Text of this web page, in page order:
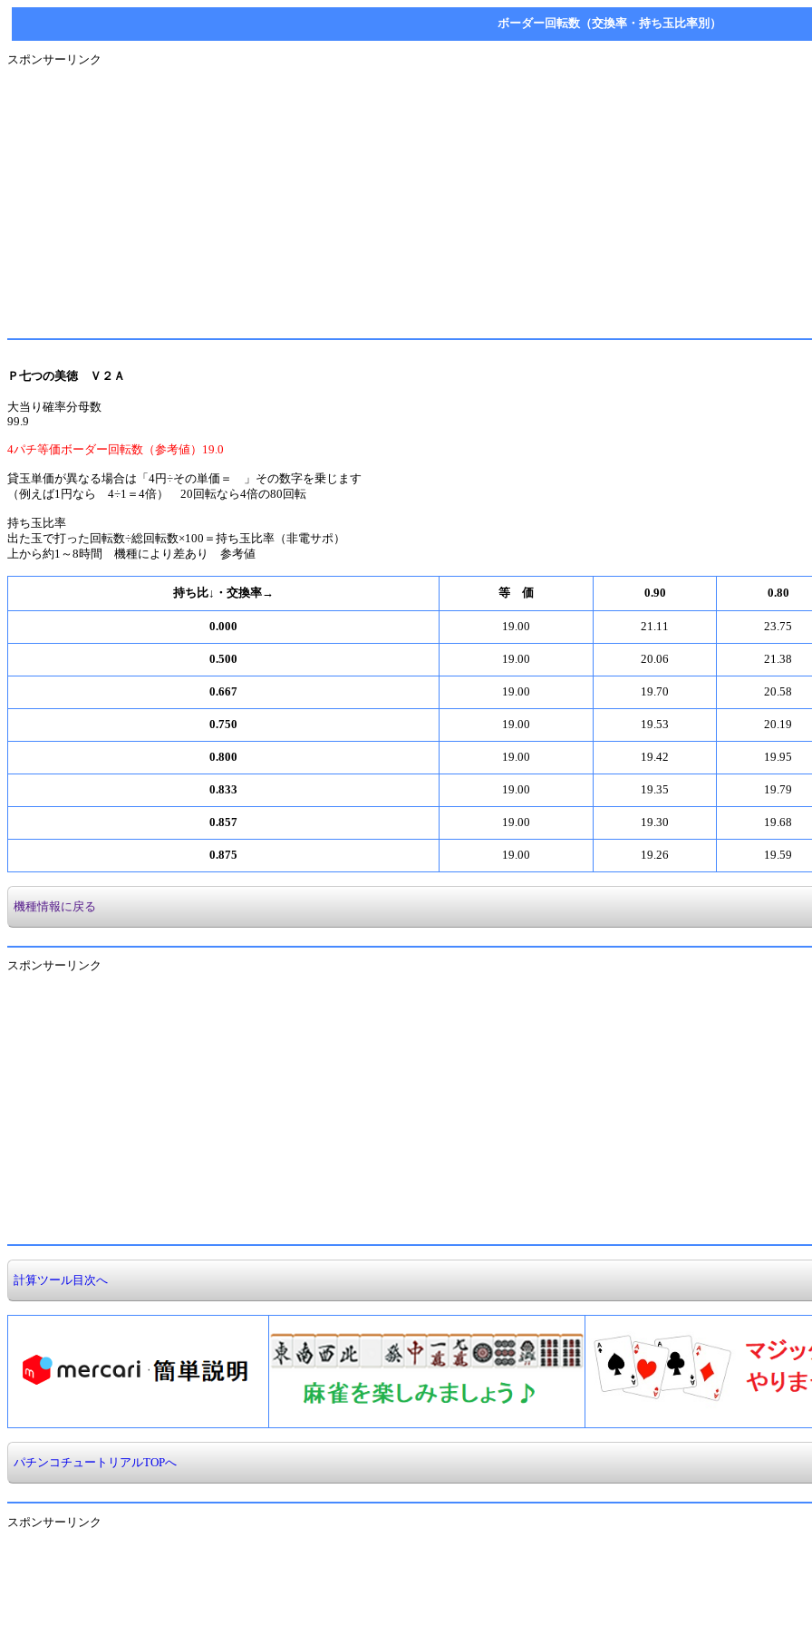
ボーダー回転数（交換率・持ち玉比率別）
スポンサーリンク
Ｐ七つの美徳 Ｖ２Ａ
大当り確率分母数
99.9
4パチ等価ボーダー回転数（参考値）19.0
貸玉単価が異なる場合は「4円÷その単価＝ 」その数字を乗じます
（例えば1円なら 4÷1＝4倍） 20回転なら4倍の80回転
持ち玉比率
出た玉で打った回転数÷総回転数×100＝持ち玉比率（非電サポ）
上から約1～8時間 機種により差あり 参考値
持ち比↓・交換率→ 等 価 0.90 0.80
0.000 19.00 21.11 23.75
0.500 19.00 20.06 21.38
0.667 19.00 19.70 20.58
0.750 19.00 19.53 20.19
0.800 19.00 19.42 19.95
0.833 19.00 19.35 19.79
0.857 19.00 19.30 19.68
0.875 19.00 19.26 19.59
機種情報に戻る
スポンサーリンク
計算ツール目次へ
パチンコチュートリアルTOPへ
スポンサーリンク